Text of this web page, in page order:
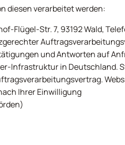
diesen verarbeitet werden:
Flügel-Str. 7, 93192 Wald,
und Antworten auf
Infrastruktur in Deutschland.
Ihrer Einwilligung